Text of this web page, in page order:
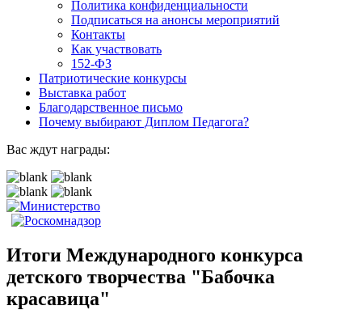
Политика конфиденциальности
Подписаться на анонсы мероприятий
Контакты
Как участвовать
152-ФЗ
Патриотические конкурсы
Выставка работ
Благодарственное письмо
Почему выбирают Диплом Педагога?
Вас ждут награды:
Итоги Международного конкурса
детского творчества "Бабочка
красавица"